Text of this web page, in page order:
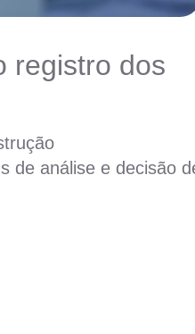
registro dos
de análise e decisão